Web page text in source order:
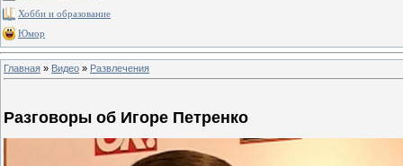
Хобби и образование
Юмор
Главная » Видео » Развлечения
Разговоры об Игоре Петренко